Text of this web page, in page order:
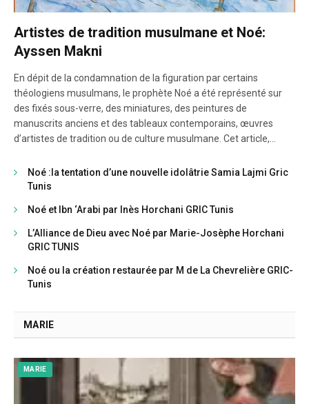
Artistes de tradition musulmane et Noé:
Ayssen Makni
En dépit de la condamnation de la figuration par certains
théologiens musulmans, le prophète Noé a été représenté sur
des fixés sous-verre, des miniatures, des peintures de
manuscrits anciens et des tableaux contemporains, œuvres
d’artistes de tradition ou de culture musulmane. Cet article,
de ces belles représentations.
Noé :la tentation d’une nouvelle idolâtrie Samia Lajmi Gric
Tunis
Noé et Ibn ‘Arabi par Inès Horchani GRIC Tunis
L’Alliance de Dieu avec Noé par Marie-Josèphe Horchani
GRIC TUNIS
Noé ou la création restaurée par M de La Chevrelière GRIC-
Tunis
MARIE
MARIE